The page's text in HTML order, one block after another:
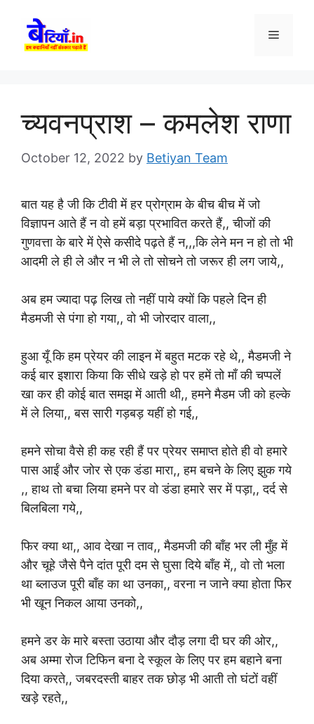
content
Menu
च्यवनप्राश – कमलेश राणा
October 12, 2022 by Betiyan Team
बात यह है जी कि टीवी में हर प्रोग्राम के बीच बीच में जो
विज्ञापन आते हैं न वो हमें बड़ा प्रभावित करते हैं,, चीजों की
गुणवत्ता के बारे में ऐसे कसीदे पढ़ते हैं न,,,कि लेने मन न हो तो भी
आदमी ले ही ले और न भी ले तो सोचने तो जरूर ही लग जाये,,
अब हम ज्यादा पढ़ लिख तो नहीं पाये क्यों कि पहले दिन ही
मैडमजी से पंगा हो गया,, वो भी जोरदार वाला,,
हुआ यूँ कि हम प्रेयर की लाइन में बहुत मटक रहे थे,, मैडमजी ने
कई बार इशारा किया कि सीधे खड़े हो पर हमें तो माँ की चप्पलें
खा कर ही कोई बात समझ में आती थी,, हमने मैडम जी को हल्के
में ले लिया,, बस सारी गड़बड़ यहीं हो गई,,
हमने सोचा वैसे ही कह रही हैं पर प्रेयर समाप्त होते ही वो हमारे
पास आईं और जोर से एक डंडा मारा,, हम बचने के लिए झुक गये
,, हाथ तो बचा लिया हमने पर वो डंडा हमारे सर में पड़ा,, दर्द से
बिलबिला गये,,
फिर क्या था,, आव देखा न ताव,, मैडमजी की बाँह भर ली मुँह में
और चूहे जैसे पैने दांत पूरी दम से घुसा दिये बाँह में,, वो तो भला
था ब्लाउज पूरी बाँह का था उनका,, वरना न जाने क्या होता फिर
भी खून निकल आया उनको,,
हमने डर के मारे बस्ता उठाया और दौड़ लगा दी घर की ओर,,
अब अम्मा रोज टिफिन बना दे स्कूल के लिए पर हम बहाने बना
दिया करते,, जबरदस्ती बाहर तक छोड़ भी आती तो घंटों वहीं
खड़े रहते,,